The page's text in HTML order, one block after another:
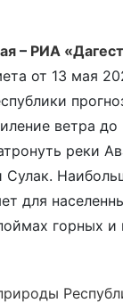
– РИА
от 13 мая
ветра
реки
Сулак.
для
горных и